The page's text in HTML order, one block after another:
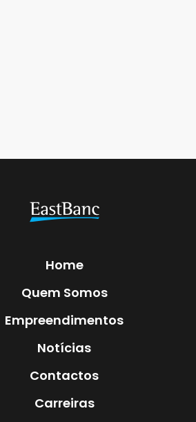
Home
Quem Somos
Empreendimentos
Notícias
Contactos
Carreiras